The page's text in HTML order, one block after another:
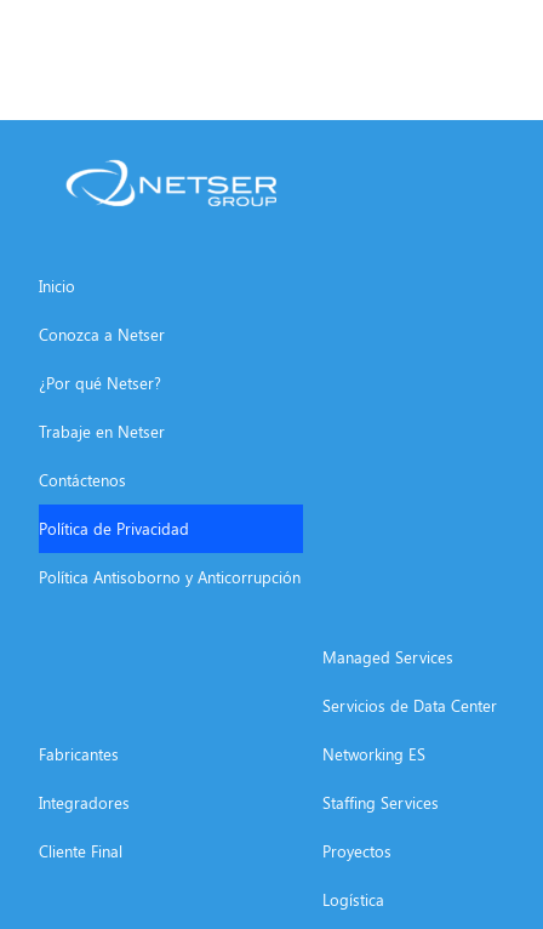
Inicio
Conozca a Netser
¿Por qué Netser?
Trabaje en Netser
Contáctenos
Política de Privacidad
Política Antisoborno y Anticorrupción
Fabricantes
Integradores
Cliente Final
Managed Services
Servicios de Data Center
Networking ES
Staffing Services
Proyectos
Logística